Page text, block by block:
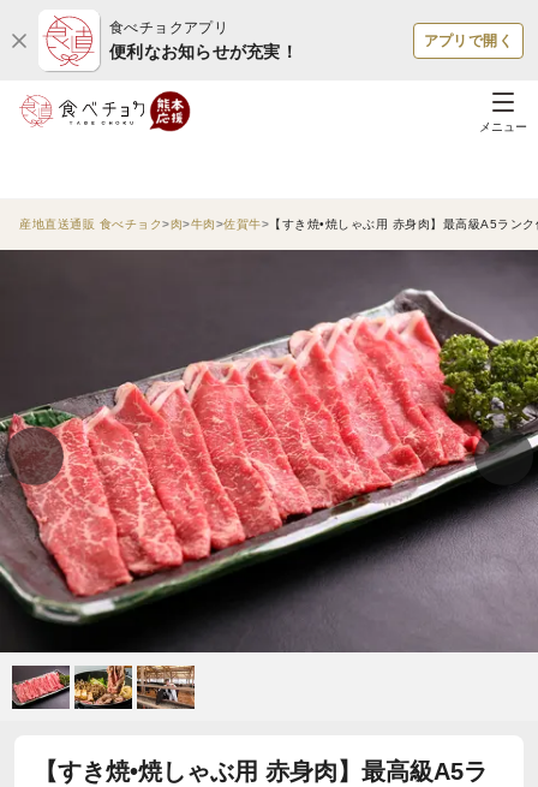
食べチョクアプリ
便利なお知らせが充実！
アプリで開く
メニュー
産地直送通販 食べチョク 肉 牛肉 佐賀牛 【すき焼•焼しゃぶ用 赤身肉】最高級A5ラン
【すき焼•焼しゃぶ用 赤身肉】最高級A5ラ